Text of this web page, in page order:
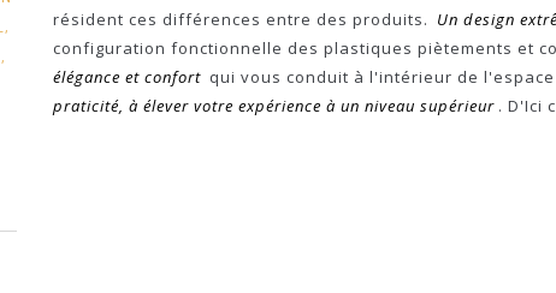
résident ces différences entre des produits. Un design
configuration fonctionnelle des plastiques piètements et
élégance et confort qui vous conduit à l'intérieur de
praticité, à élever votre expérience à un niveau supérieur . D'Ici